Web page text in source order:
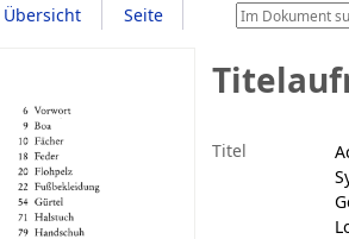
Übersicht Seite
Titel